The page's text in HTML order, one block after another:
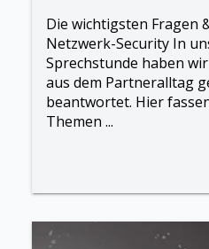
Die wichtigsten Fragen
Netzwerk-Security In
Sprechstunde haben
aus dem Partneralltag
beantwortet. Hier
Themen ...